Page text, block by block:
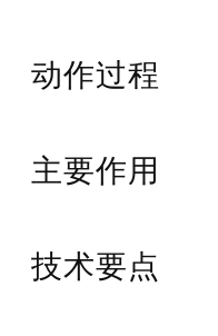
动作过程
主要作用
技术要点